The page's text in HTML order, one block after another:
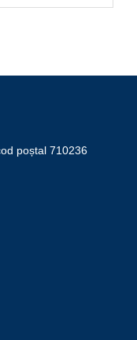
poștal 710236